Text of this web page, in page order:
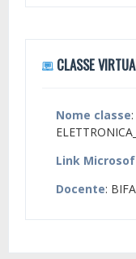
CLASSE
Nome classe
Link
Docente: